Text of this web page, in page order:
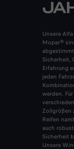
Unsere
Mopar®
Sicherheit,
Erfahrung
jeden
werden.
Zollgrößen
Reifen
auch
Sicherheit
Unsere